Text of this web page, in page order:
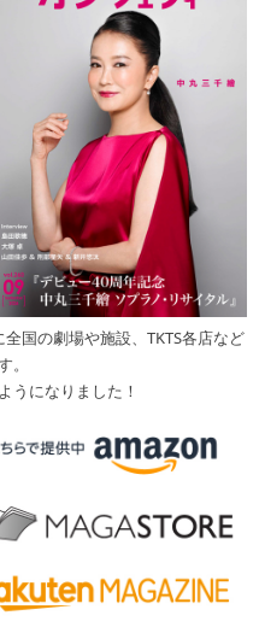
国の劇場や施設、TKTS各店など
うになりました！